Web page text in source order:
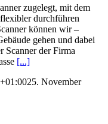
zugelegt, mit dem
durchführen
können wir –
gehen und dabei
Scanner der Firma
[...]
25. November